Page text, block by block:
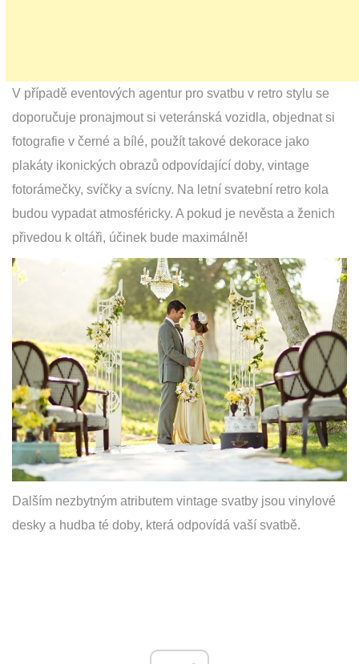
V případě eventových agentur pro svatbu v retro stylu se
doporučuje pronajmout si veteránská vozidla, objednat si
fotografie v černé a bílé, použít takové dekorace jako
plakáty ikonických obrazů odpovídající doby, vintage
fotorámečky, svíčky a svícny. Na letní svatební retro kola
budou vypadat atmosféricky. A pokud je nevěsta a ženich
přivedou k oltáři, účinek bude maximálně!
Dalším nezbytným atributem vintage svatby jsou vinylové
desky a hudba té doby, která odpovídá vaší svatbě.